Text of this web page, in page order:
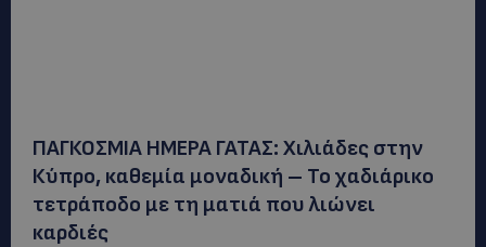
ΠΑΓΚΟΣΜΙΑ ΗΜΕΡΑ ΓΑΤΑΣ: Χιλιάδες στην
Κύπρο, καθεμία μοναδική – Το χαδιάρικο
τετράποδο με τη ματιά που λιώνει
καρδιές